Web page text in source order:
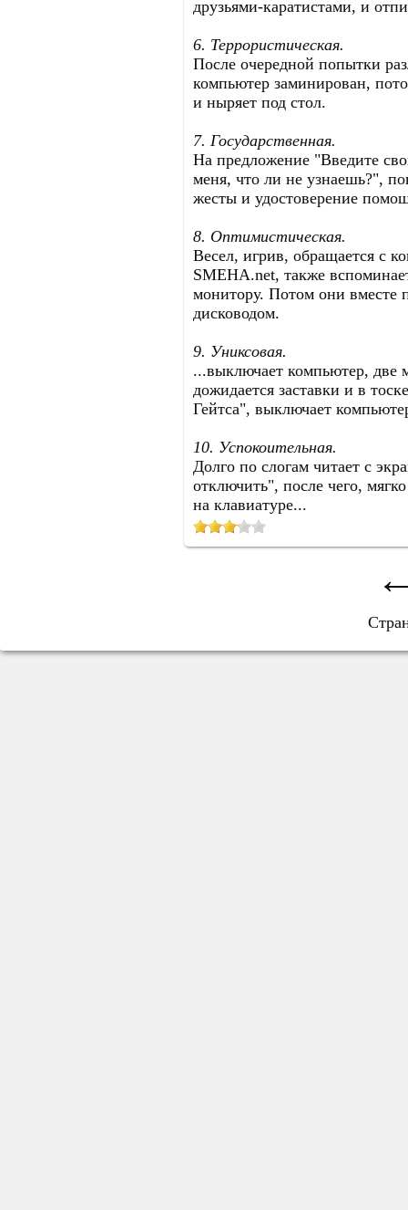
друзьями-каратистами, и
6. Террористическая.
После очередной попытки
компьютер заминирован,
и ныряет под стол.
7. Государственная.
На предложение "Введите
меня, что ли не узнаешь?",
жесты и удостоверение
8. Оптимистическая.
Весел, игрив, обращается с
SMEHA.net, также
монитору. Потом они вместе
дисководом.
9. Униксовая.
...выключает компьютер, две
дожидается заставки и в
Гейтса", выключает
10. Успокоительная.
Долго по слогам читает с
отключить", после чего,
на клавиатуре...